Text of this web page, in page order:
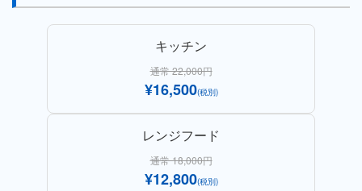
キッチン
通常 22,000円
¥16,500(税別)
レンジフード
通常 18,000円
¥12,800(税別)